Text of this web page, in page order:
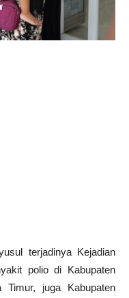
terjadinya Kejadian
polio di Kabupaten
juga Kabupaten